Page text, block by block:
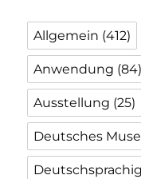
Allgemein (412)
Anwendung (84)
Ausstellung (25)
Deutsches